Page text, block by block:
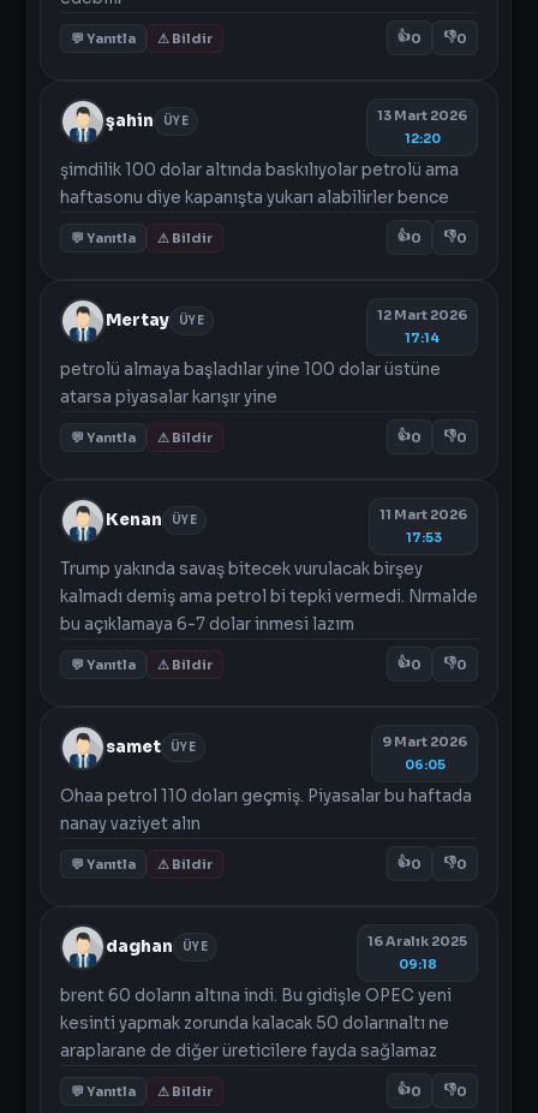
💬 Yanıtla ⚠ Bildir 👍0 👎0
şahin ÜYE 13 Mart 2026
12:20
şimdilik 100 dolar altında baskılıyolar petrolü ama
haftasonu diye kapanışta yukarı alabilirler bence
💬 Yanıtla ⚠ Bildir 👍0 👎0
Mertay ÜYE 12 Mart 2026
17:14
petrolü almaya başladılar yine 100 dolar üstüne
atarsa piyasalar karışır yine
💬 Yanıtla ⚠ Bildir 👍0 👎0
Kenan ÜYE 11 Mart 2026
17:53
Trump yakında savaş bitecek vurulacak birşey
kalmadı demiş ama petrol bi tepki vermedi. Nrmalde
bu açıklamaya 6-7 dolar inmesi lazım
💬 Yanıtla ⚠ Bildir 👍0 👎0
samet ÜYE 9 Mart 2026
06:05
Ohaa petrol 110 doları geçmiş. Piyasalar bu haftada
nanay vaziyet alın
💬 Yanıtla ⚠ Bildir 👍0 👎0
daghan ÜYE 16 Aralık 2025
09:18
brent 60 doların altına indi. Bu gidişle OPEC yeni
kesinti yapmak zorunda kalacak 50 dolarınaltı ne
araplarane de diğer üreticilere fayda sağlamaz
💬 Yanıtla ⚠ Bildir 👍0 👎0